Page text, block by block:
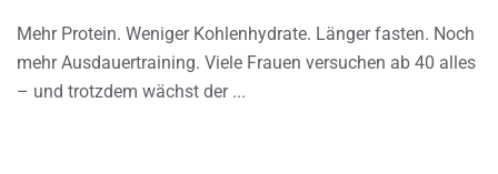
Mehr Protein. Weniger Kohlenhydrate. Länger fasten. Noch
mehr Ausdauertraining. Viele Frauen versuchen ab 40 alles
– und trotzdem wächst der